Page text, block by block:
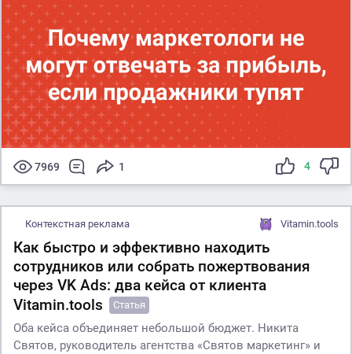
7969 1 4
Контекстная реклама Vitamin.tools
Как быстро и эффективно находить
сотрудников или собрать пожертвования
через VK Ads: два кейса от клиента
Vitamin.tools
Статья
Оба кейса объединяет небольшой бюджет. Никита
Святов, руководитель агентства «Святов маркетинг» и